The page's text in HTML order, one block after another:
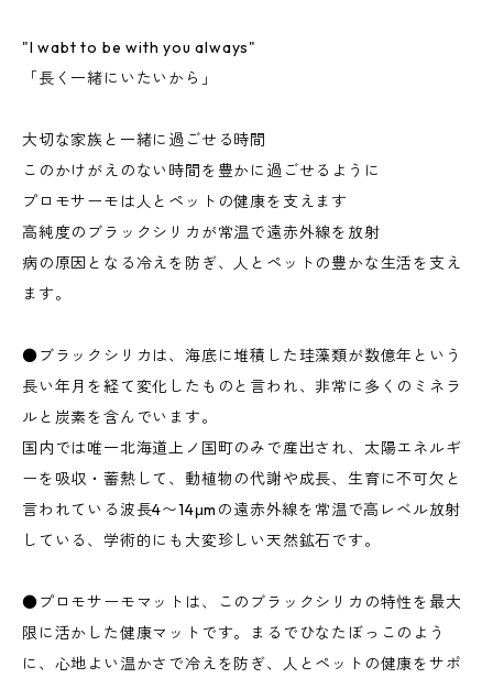
"I wabt to be with you always"
「長く一緒にいたいから」
大切な家族と一緒に過ごせる時間
このかけがえのない時間を豊かに過ごせるように
プロモサーモは人とペットの健康を支えます
高純度のブラックシリカが常温で遠赤外線を放射
病の原因となる冷えを防ぎ、人とペットの豊かな生活を支え
ます。
●ブラックシリカは、海底に堆積した珪藻類が数億年という
長い年月を経て変化したものと言われ、非常に多くのミネラ
ルと炭素を含んでいます。
国内では唯一北海道上ノ国町のみで産出され、太陽エネルギ
ーを吸収・蓄熱して、動植物の代謝や成長、生育に不可欠と
言われている波長4〜14μmの遠赤外線を常温で高レベル放射
している、学術的にも大変珍しい天然鉱石です。
●プロモサーモマットは、このブラックシリカの特性を最大
限に活かした健康マットです。まるでひなたぼっこのよう
に、心地よい温かさで冷えを防ぎ、人とペットの健康をサポ